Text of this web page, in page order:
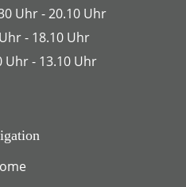
Uhr - 20.10 Uhr
- 18.10 Uhr
Uhr - 13.10 Uhr